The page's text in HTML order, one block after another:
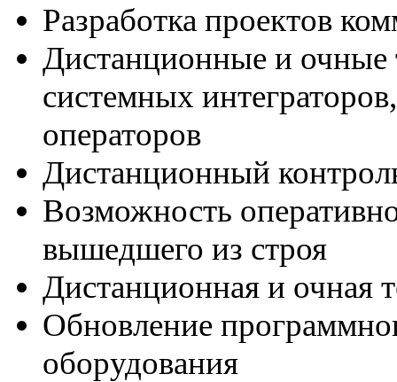
Разработка проектов
Дистанционные и очные
системных
операторов
Дистанционный
Возможность
вышедшего из строя
Дистанционная и очная
Обновление
оборудования